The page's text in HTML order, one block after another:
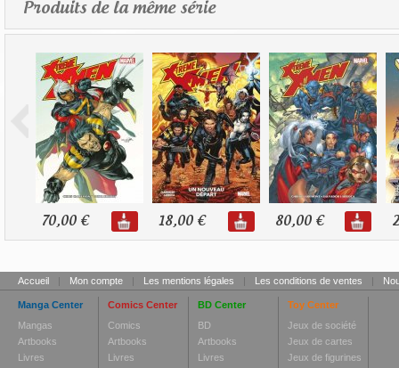
Produits de la même série
70,00 € 18,00 € 80,00 €
Accueil | Mon compte | Les mentions légales | Les conditions de ventes |
Manga Center
Mangas
Artbooks
Livres
Comics Center
Comics
Artbooks
Livres
BD Center
BD
Artbooks
Livres
Toy Center
Jeux de société
Jeux de cartes
Jeux de figurines